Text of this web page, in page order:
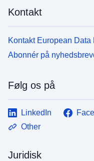
Kontakt
Kontakt European Data
Abonnér på
Følg os på
LinkedIn
Other
Juridisk